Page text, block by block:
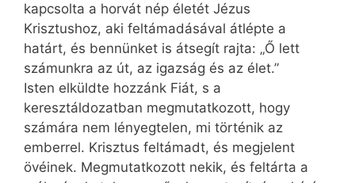
kapcsolta a horvát nép életét Jézus
Krisztushoz, aki feltámadásával átlépte a
határt, és bennünket is átsegít rajta: „Ő lett
számunkra az út, az igazság és az élet.”
Isten elküldte hozzánk Fiát, s a
keresztáldozatban megmutatkozott, hogy
számára nem lényegtelen, mi történik az
emberrel. Krisztus feltámadt, és megjelent
övéinek. Megmutatkozott nekik, és feltárta a